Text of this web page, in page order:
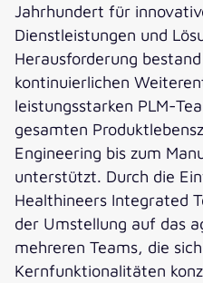
Jahrhundert für
Dienstleistungen und
Herausforderung
kontinuierlichen
leistungsstarken PLM-
gesamten
Engineering bis zum
unterstützt. Durch die
Healthineers Integrated
der Umstellung auf das
mehreren Teams, die
Kernfunktionalitäten